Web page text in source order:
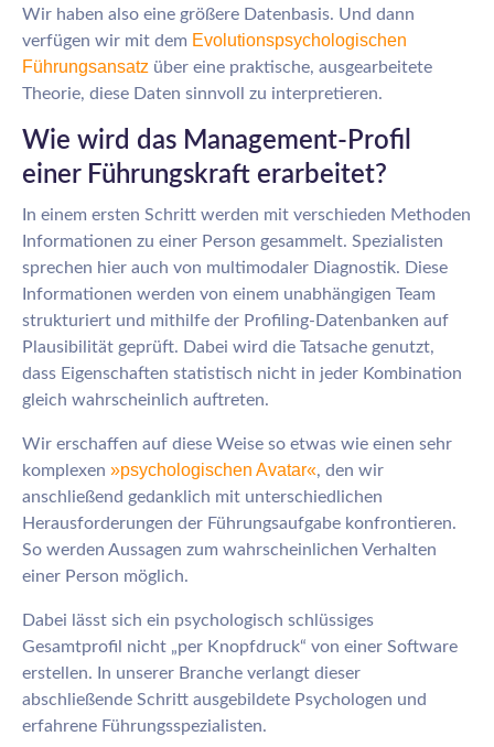
Wir haben also eine größere Datenbasis. Und dann
verfügen wir mit dem Evolutionspsychologischen
Führungsansatz über eine praktische, ausgearbeitete
Theorie, diese Daten sinnvoll zu interpretieren.
Wie wird das Management-Profil
einer Führungskraft erarbeitet?
In einem ersten Schritt werden mit verschieden Methoden
Informationen zu einer Person gesammelt. Spezialisten
sprechen hier auch von multimodaler Diagnostik. Diese
Informationen werden von einem unabhängigen Team
strukturiert und mithilfe der Profiling-Datenbanken auf
Plausibilität geprüft. Dabei wird die Tatsache genutzt,
dass Eigenschaften statistisch nicht in jeder Kombination
gleich wahrscheinlich auftreten.
Wir erschaffen auf diese Weise so etwas wie einen sehr
komplexen »psychologischen Avatar«, den wir
anschließend gedanklich mit unterschiedlichen
Herausforderungen der Führungsaufgabe konfrontieren.
So werden Aussagen zum wahrscheinlichen Verhalten
einer Person möglich.
Dabei lässt sich ein psychologisch schlüssiges
Gesamtprofil nicht „per Knopfdruck“ von einer Software
erstellen. In unserer Branche verlangt dieser
abschließende Schritt ausgebildete Psychologen und
erfahrene Führungsspezialisten.